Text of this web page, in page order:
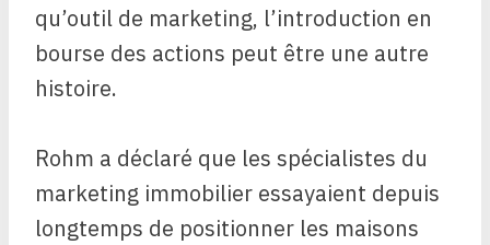
qu’outil de marketing, l’introduction en
bourse des actions peut être une autre
histoire.
Rohm a déclaré que les spécialistes du
marketing immobilier essayaient depuis
longtemps de positionner les maisons